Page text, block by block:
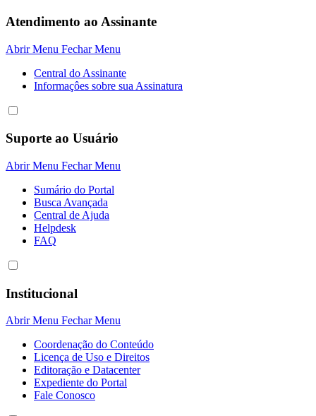
Atendimento ao Assinante
Abrir Menu Fechar Menu
Central do Assinante
Informaçôes sobre sua Assinatura
Suporte ao Usuário
Abrir Menu Fechar Menu
Sumário do Portal
Busca Avançada
Central de Ajuda
Helpdesk
FAQ
Institucional
Abrir Menu Fechar Menu
Coordenação do Conteúdo
Licença de Uso e Direitos
Editoração e Datacenter
Expediente do Portal
Fale Conosco